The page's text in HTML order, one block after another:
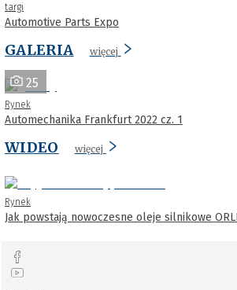
targi
Automotive Parts Expo
GALERIA więcej
25
Rynek
Automechanika Frankfurt 2022 cz. 1
WIDEO więcej
Rynek
Jak powstają nowoczesne oleje silnikowe